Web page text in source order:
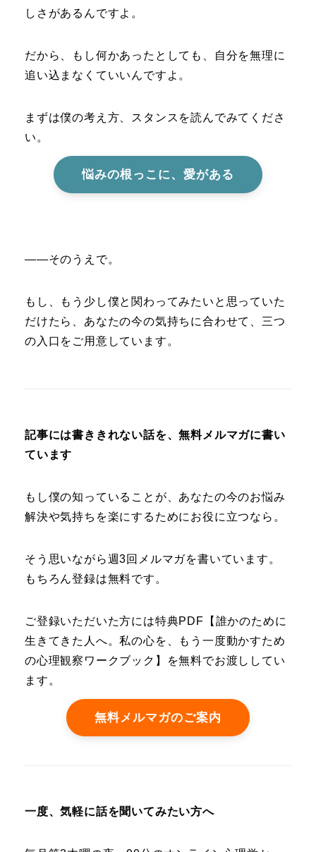
しさがあるんですよ。
だから、もし何かあったとしても、自分を無理に
追い込まなくていいんですよ。
まずは僕の考え方、スタンスを読んでみてくださ
い。
悩みの根っこに、愛がある
――そのうえで。
もし、もう少し僕と関わってみたいと思っていた
だけたら、あなたの今の気持ちに合わせて、三つ
の入口をご用意しています。
記事には書ききれない話を、無料メルマガに書い
ています
もし僕の知っていることが、あなたの今のお悩み
解決や気持ちを楽にするためにお役に立つなら。
そう思いながら週3回メルマガを書いています。
もちろん登録は無料です。
ご登録いただいた方には特典PDF【誰かのために
生きてきた人へ。私の心を、もう一度動かすため
の心理観察ワークブック】を無料でお渡ししてい
ます。
無料メルマガのご案内
一度、気軽に話を聞いてみたい方へ